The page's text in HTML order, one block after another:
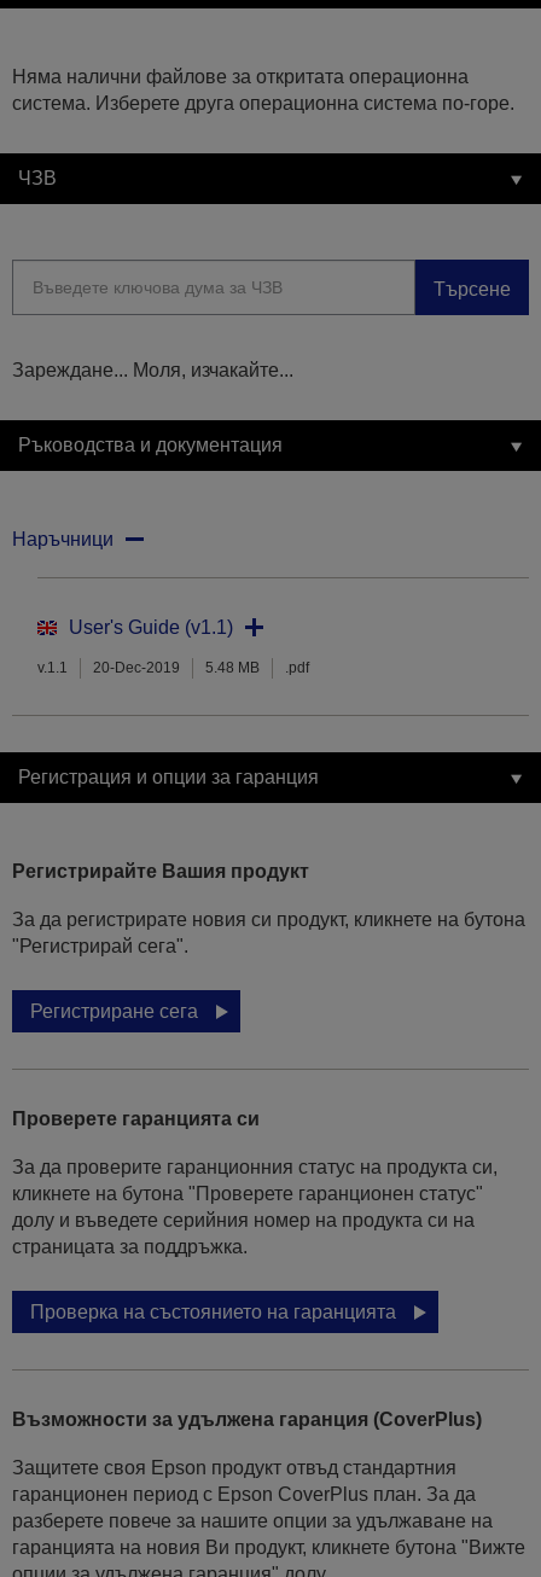
Няма налични файлове за откритата операционна
система. Изберете друга операционна система по-горе.
ЧЗВ
Търсене
Зареждане... Моля, изчакайте...
Ръководства и документация
Наръчници
User's Guide (v1.1)
v.1.1 20-Dec-2019 5.48 MB .pdf
Регистрация и опции за гаранция
Регистрирайте Вашия продукт
За да регистрирате новия си продукт, кликнете на бутона
"Регистрирай сега".
Регистриране сега
Проверете гаранцията си
За да проверите гаранционния статус на продукта си,
кликнете на бутона "Проверете гаранционен статус"
долу и въведете серийния номер на продукта си на
страницата за поддръжка.
Проверка на състоянието на гаранцията
Възможности за удължена гаранция (CoverPlus)
Защитете своя Epson продукт отвъд стандартния
гаранционен период с Epson CoverPlus план. За да
разберете повече за нашите опции за удължаване на
гаранцията на новия Ви продукт, кликнете бутона "Вижте